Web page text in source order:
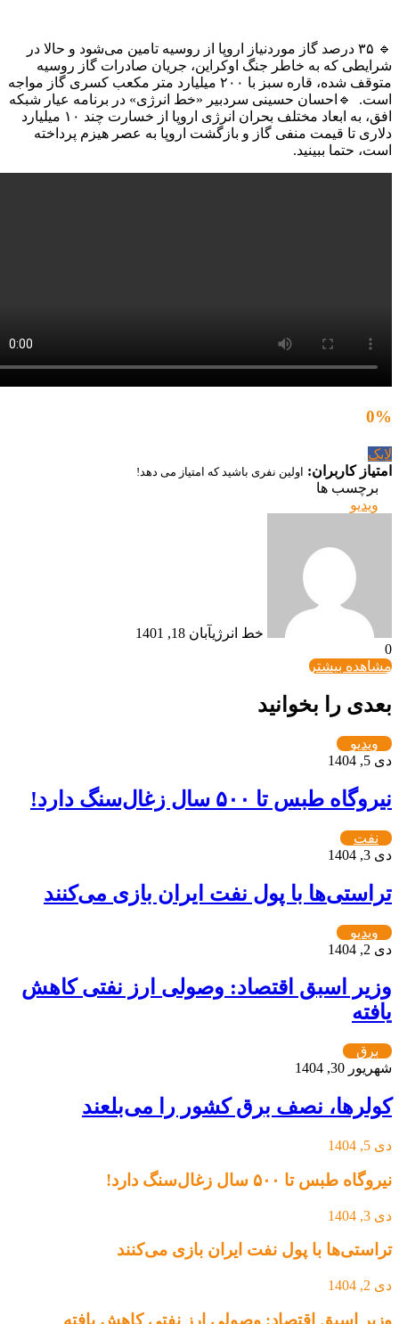
🔹 ۳۵ درصد گاز موردنیاز اروپا از روسیه تامین می‌شود و حالا در
که به خاطر جنگ اوکراین، جریان صادرات گاز روسیه
متوقف شده، قاره سبز با ۲۰۰ میلیارد متر مکعب کسری گاز مواجه
🔹احسان حسینی سردبیر «خط انرژی» در برنامه عیار شبکه
افق، به ابعاد مختلف بحران انرژی اروپا از خسارت چند ۱۰ میلیارد
تا قیمت منفی گاز و بازگشت اروپا به عصر هیزم پرداخته
ببینید.
کاربران: اولین نفری باشید که امتیاز می دهد!
ها
خط انرژیآبان 18, 1401
بیشتر
را بخوانید
طبس تا ۵۰۰ سال زغال‌سنگ دارد!
با پول نفت ایران بازی می‌کنند
اسبق اقتصاد: وصولی ارز نفتی کاهش
1404
نصف برق کشور را می‌بلعند
تا ۵۰۰ سال زغال‌سنگ دارد!
با پول نفت ایران بازی می‌کنند
اسبق اقتصاد: وصولی ارز نفتی کاهش یافته